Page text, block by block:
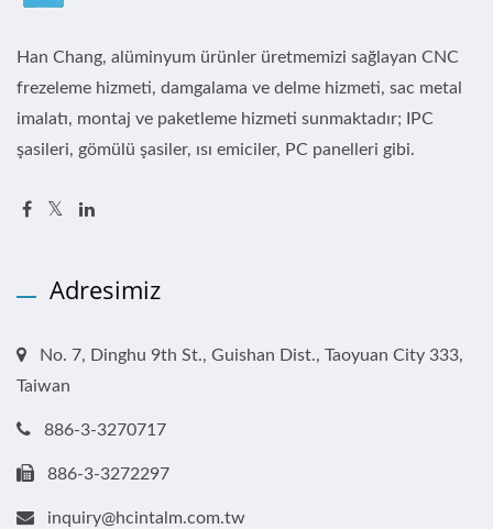
Han Chang, alüminyum ürünler üretmemizi sağlayan CNC
frezeleme hizmeti, damgalama ve delme hizmeti, sac metal
imalatı, montaj ve paketleme hizmeti sunmaktadır; IPC
şasileri, gömülü şasiler, ısı emiciler, PC panelleri gibi.
Adresimiz
No. 7, Dinghu 9th St., Guishan Dist., Taoyuan City 333,
Taiwan
886-3-3270717
886-3-3272297
inquiry@hcintalm.com.tw